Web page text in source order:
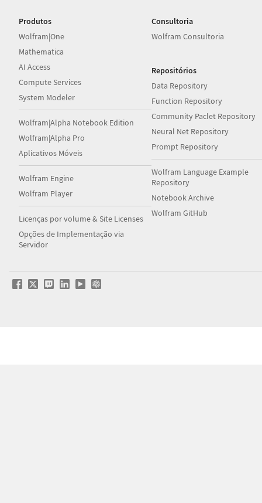
Produtos
Wolfram|One
Mathematica
AI Access
Compute Services
System Modeler
Wolfram|Alpha Notebook Edition
Wolfram|Alpha Pro
Aplicativos Móveis
Wolfram Engine
Wolfram Player
Licenças por volume & Site Licenses
Opções de Implementação via
Servidor
Consultoria
Wolfram Consultoria
Repositórios
Data Repository
Function Repository
Community Paclet Repository
Neural Net Repository
Prompt Repository
Wolfram Language Example
Repository
Notebook Archive
Wolfram GitHub